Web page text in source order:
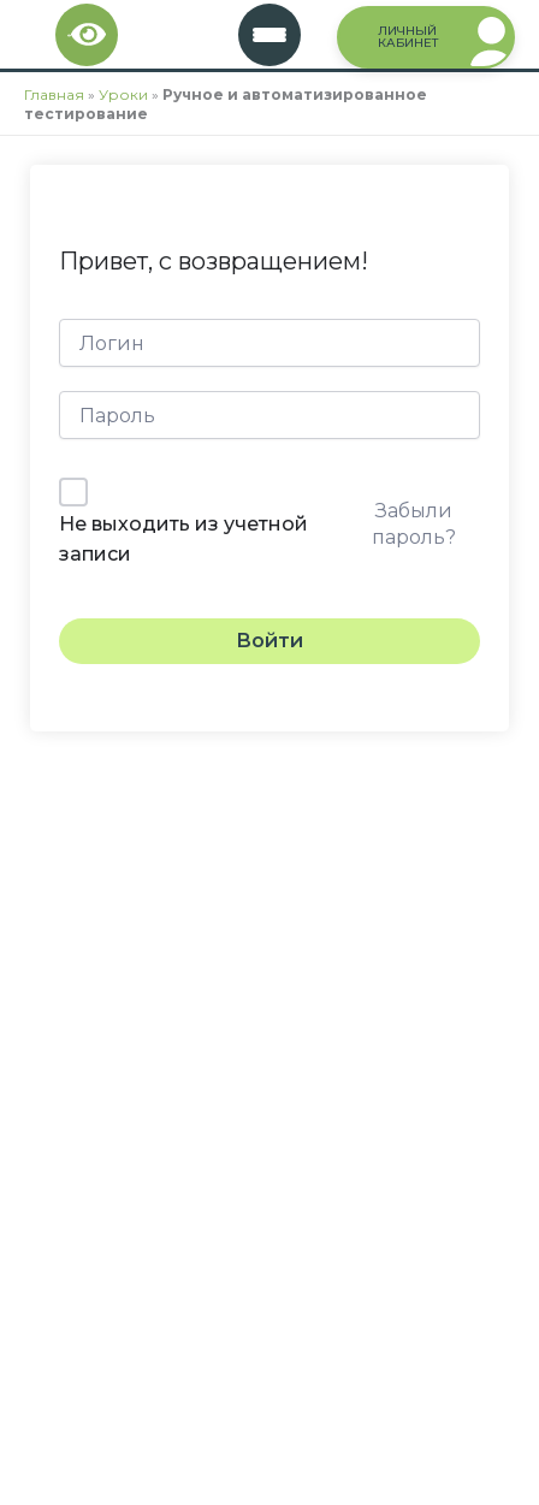
Перейти
содержимому
ЛИЧНЫЙ
КАБИНЕТ
Главная » Уроки » Ручное и автоматизированное
тестирование
Привет, с возвращением!
Не выходить из учетной
записи
Забыли
пароль?
Войти